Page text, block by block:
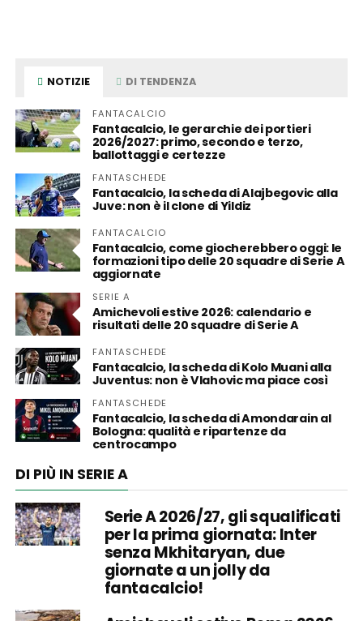
NOTIZIE DI TENDENZA
FANTACALCIO
Fantacalcio, le gerarchie dei portieri
2026/2027: primo, secondo e terzo,
ballottaggi e certezze
FANTASCHEDE
Fantacalcio, la scheda di Alajbegovic alla
Juve: non è il clone di Yildiz
FANTACALCIO
Fantacalcio, come giocherebbero oggi: le
formazioni tipo delle 20 squadre di Serie A
aggiornate
SERIE A
Amichevoli estive 2026: calendario e
risultati delle 20 squadre di Serie A
FANTASCHEDE
Fantacalcio, la scheda di Kolo Muani alla
Juventus: non è Vlahovic ma piace così
FANTASCHEDE
Fantacalcio, la scheda di Amondarain al
Bologna: qualità e ripartenze da
centrocampo
DI PIÙ IN SERIE A
Serie A 2026/27, gli squalificati
per la prima giornata: Inter
senza Mkhitaryan, due
giornate a un jolly da
fantacalcio!